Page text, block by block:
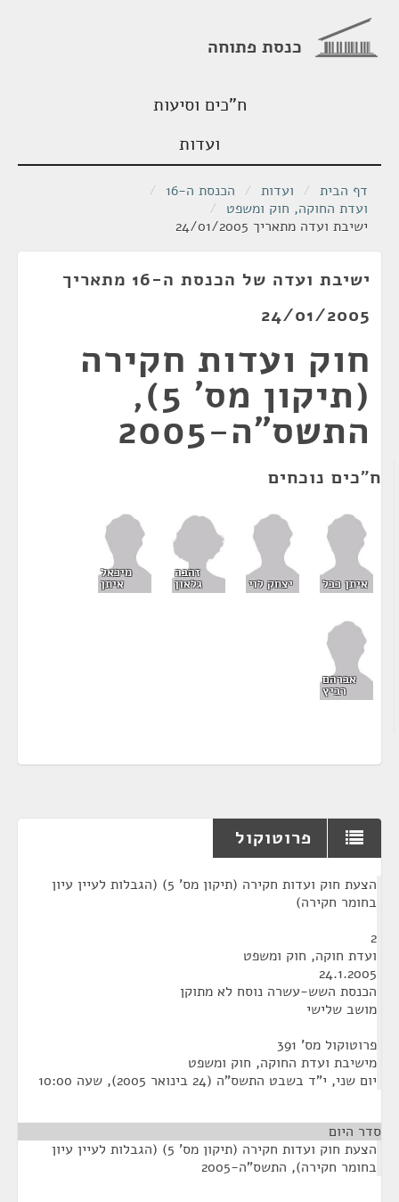
כנסת פתוחה
ח"כים וסיעות
ועדות
דף הבית / ועדות / הכנסת ה-16
/
ועדת החוקה, חוק ומשפט /
ישיבת ועדה מתאריך 24/01/2005
ישיבת ועדה של הכנסת ה-16 מתאריך
24/01/2005
חוק ועדות חקירה
(תיקון מס' 5),
התשס"ה-2005
ח"כים נוכחים
איתן כבל יצחק לוי
זהבה
גלאון
מיכאל
איתן
אברהם
רביץ
פרוטוקול
הצעת חוק ועדות חקירה (תיקון מס' 5) (הגבלות לעיין עיון
בחומר חקירה)
2
ועדת חוקה, חוק ומשפט
24.1.2005
הכנסת השש-עשרה נוסח לא מתוקן
מושב שלישי
פרוטוקול מס' 391
מישיבת ועדת החוקה, חוק ומשפט
יום שני, י"ד בשבט התשס"ה (24 בינואר 2005), שעה 10:00
סדר היום
הצעת חוק ועדות חקירה (תיקון מס' 5) (הגבלות לעיין עיון
בחומר חקירה), התשס"ה-2005